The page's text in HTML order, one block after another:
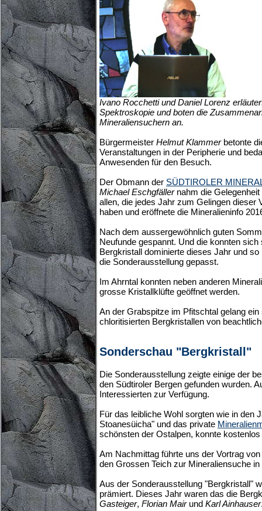
Ivano Rocchetti und Daniel Lorenz
Spektroskopie und boten die
Mineraliensuchern an.
Bürgermeister Helmut Klammerbetonte
Veranstaltungen in der Peripherie und
Anwesenden für den Besuch.
Der Obmann der SÜDTIROLER
Michael Eschgfällernahm die
allen, die jedes Jahr zum Gelingen dieser
haben und eröffnete die Mineralieninfo
Nach dem aussergewöhnlich guten
Neufunde gespannt. Und die konnten
Bergkristall dominierte dieses Jahr und
die Sonderausstellung gepasst.
Im Ahrntal konnten neben anderen
grosse Kristallklüfte geöffnet werden.
An der Grabspitze im Pfitschtal gelang
chloritisierten Bergkristallen von
Sonderschau "Bergkristall"
Die Sonderausstellung zeigte einige der
den Südtiroler Bergen gefunden wurden.
Interessierten zur Verfügung.
Für das leibliche Wohl sorgten wie in den
Stoanesüicha" und das private
schönsten der Ostalpen, konnte
Am Nachmittag führte uns der Vortrag von
den Grossen Teich zur Mineraliensuche
Aus der Sonderausstellung "Bergkristall"
prämiert. Dieses Jahr waren das die
Gasteiger, Florian Mairund Karl Ainhauser